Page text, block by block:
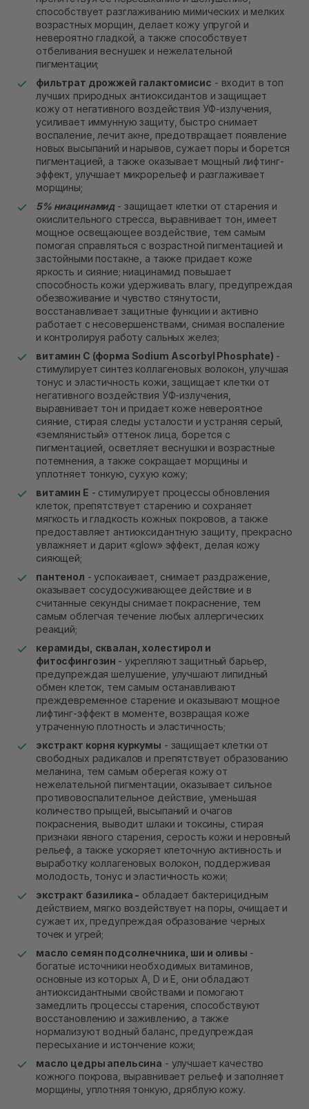
способствует разглаживанию мимических и мелких
возрастных морщин, делает кожу упругой и
невероятно гладкой, а также способствует
отбеливания веснушек и нежелательной
пигментации;
фильтрат дрожжей галактомисис - входит в топ
лучших природных антиоксидантов и защищает
кожу от негативного воздействия УФ-излучения,
усиливает иммунную защиту, быстро снимает
воспаление, лечит акне, предотвращает появление
новых высыпаний и нарывов, сужает поры и борется
пигментацией, а также оказывает мощный лифтинг-
эффект, улучшает микрорельеф и разглаживает
морщины;
5% ниацинамид - защищает клетки от старения и
окислительного стресса, выравнивает тон, имеет
мощное освещающее воздействие, тем самым
помогая справляться с возрастной пигментацией и
застойными постакне, а также придает коже
яркость и сияние; ниацинамид повышает
способность кожи удерживать влагу, предупреждая
обезвоживание и чувство стянутости,
восстанавливает защитные функции и активно
работает с несовершенствами, снимая воспаление
и контролируя работу сальных желез;
витамин С (форма Sodium Ascorbyl Phosphate) -
стимулирует синтез коллагеновых волокон, улучшая
тонус и эластичность кожи, защищает клетки от
негативного воздействия УФ-излучения,
выравнивает тон и придает коже невероятное
сияние, стирая следы усталости и устраняя серый,
«землянистый» оттенок лица, борется с
пигментацией, осветляет веснушки и возрастные
потемнения, а также сокращает морщины и
уплотняет тонкую, сухую кожу;
витамин Е - стимулирует процессы обновления
клеток, препятствует старению и сохраняет
мягкость и гладкость кожных покровов, а также
предоставляет антиоксидантную защиту, прекрасно
увлажняет и дарит «glow» эффект, делая кожу
сияющей;
пантенол - успокаивает, снимает раздражение,
оказывает сосудосуживающее действие и в
считанные секунды снимает покраснение, тем
самым облегчая течение любых аллергических
реакций;
керамиды, сквалан, холестирол и
фитосфингозин - укрепляют защитный барьер,
предупреждая шелушение, улучшают липидный
обмен клеток, тем самым останавливают
преждевременное старение и оказывают мощное
лифтинг-эффект в моменте, возвращая коже
утраченную плотность и эластичность;
экстракт корня куркумы - защищает клетки от
свободных радикалов и препятствует образованию
меланина, тем самым оберегая кожу от
нежелательной пигментации, оказывает сильное
противовоспалительное действие, уменьшая
количество прыщей, высыпаний и очагов
покраснения, выводит шлаки и токсины, стирая
признаки явного старения, серость кожи и неровный
рельеф, а также ускоряет клеточную активность и
выработку коллагеновых волокон, поддерживая
молодость, тонус и эластичность кожи;
экстракт базилика - обладает бактерицидным
действием, мягко воздействует на поры, очищает и
сужает их, предупреждая образование черных
точек и угрей;
масло семян подсолнечника, ши и оливы -
богатые источники необходимых витаминов,
основные из которых A, D и Е, они обладают
антиоксидантными свойствами и помогают
замедлить процессы старения, способствуют
восстановлению и заживлению, а также
нормализуют водный баланс, предупреждая
пересыхание и истончение кожи;
масло цедры апельсина - улучшает качество
кожного покрова, выравнивает рельеф и заполняет
морщины, уплотняя тонкую, дряблую кожу.